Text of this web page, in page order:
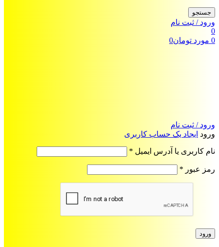
جستجو
ورود / ثبت نام
0
0 مورد تومان0
ورود / ثبت نام
ورود ایجاد یک حساب کاربری
نام کاربری یا آدرس ایمیل *
رمز عبور *
ورود